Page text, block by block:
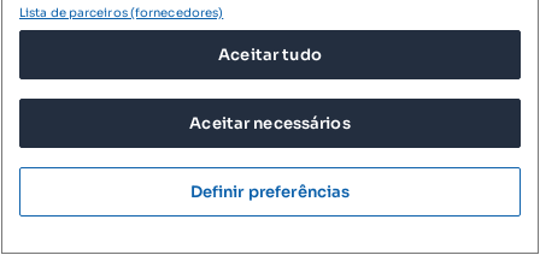
Profissional
Lista de parceiros (fornecedores)
Aceitar tudo
Aceitar necessários
Definir preferências